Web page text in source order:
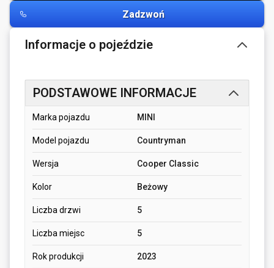
Zadzwoń
Informacje o pojeździe
PODSTAWOWE INFORMACJE
Marka pojazdu MINI
Model pojazdu Countryman
Wersja Cooper Classic
Kolor Beżowy
Liczba drzwi 5
Liczba miejsc 5
Rok produkcji 2023